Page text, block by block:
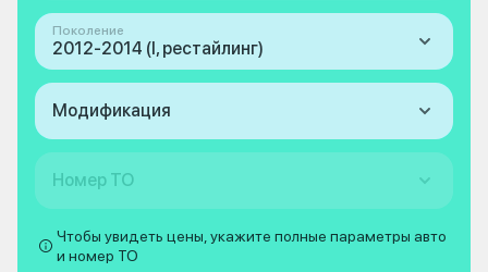
Поколение
2012-2014 (I, рестайлинг)
Модификация
Номер ТО
Чтобы увидеть цены, укажите полные параметры авто
и номер ТО